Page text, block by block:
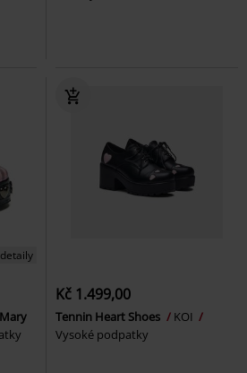
Kč 1.499,00
Tennin Heart Shoes
KOI
Vysoké podpatky